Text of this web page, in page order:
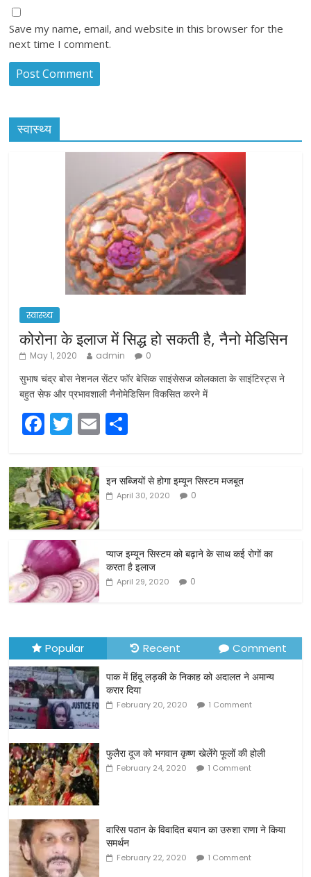
Save my name, email, and website in this browser for the
next time I comment.
स्वास्थ्य
स्वास्थ्य
कोरोना के इलाज में सिद्ध हो सकती है, नैनो मेडिसिन
May 1, 2020 admin 0
सुभाष चंद्र बोस नेशनल सेंटर फॉर बेसिक साइंसेसज कोलकाता के साइंटिस्ट्स ने
बहुत सेफ और प्रभावशाली नैनोमेडिसिन विकसित करने में
F
c
e
b
o
o
k
T
itt
er
E
ar
e
इन सब्जियों से होगा इम्यून सिस्टम मजबूत
April 30, 2020 0
प्याज इम्यून सिस्टम को बढ़ाने के साथ कई रोगों का
करता है इलाज
April 29, 2020 0
Popular Recent Comment
पाक में हिंदू लड़की के निकाह को अदालत ने अमान्य
करार दिया
February 20, 2020 1 Comment
फुलैरा दूज को भगवान कृष्ण खेलेंगे फूलों की होली
February 24, 2020 1 Comment
वारिस पठान के विवादित बयान का उरुशा राणा ने किया
समर्थन
February 22, 2020 1 Comment